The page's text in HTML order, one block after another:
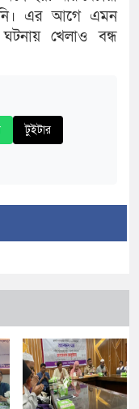
এর আগে এমন
খেলাও বন্ধ
টুইটার